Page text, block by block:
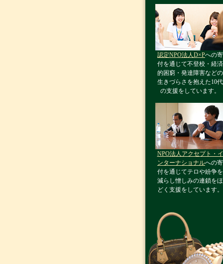
認定NPO法人D×Pへの寄
付を通じて不登校・経済
的困窮・発達障害などの
生きづらさを抱えた10代
の支援をしています。
NPO法人アクセプト・イ
ンターナショナルへの寄
付を通じてテロや紛争を
減らし憎しみの連鎖をほ
どく支援をしています。